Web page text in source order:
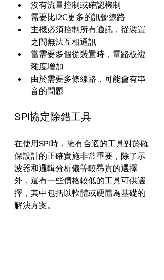
沒有流量控制或確認機制
需要比I2C更多的訊號線路
主機必須控制所有通訊，從裝置
之間無法互相通訊
當需要多個從裝置時，電路板複
雜度增加
由於需要多條線路，可能會有串
音的問題
SPI協定除錯工具
在使用SPI時，擁有合適的工具對於確
保設計的正確實施非常重要，除了示
波器和邏輯分析儀等較昂貴的選擇
外，還有一些價格較低的工具可供選
擇，其中包括以軟體或硬體為基礎的
解決方案。